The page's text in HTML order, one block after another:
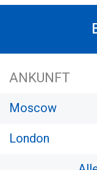
ANKUNFT
Moscow
London